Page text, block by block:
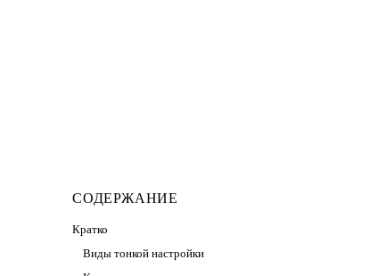
СОДЕРЖАНИЕ
Кратко
Виды тонкой настройки